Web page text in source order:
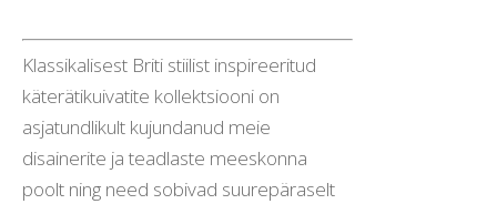
Klassikalisest Briti stiilist inspireeritud
käterätikuivatite kollektsiooni on
asjatundlikult kujundanud meie
disainerite ja teadlaste meeskonna
poolt ning need sobivad suurepäraselt